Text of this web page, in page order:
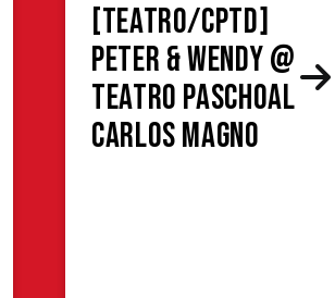
[TEATRO/CPTD]
Peter & Wendy @
Teatro Paschoal
Carlos Magno